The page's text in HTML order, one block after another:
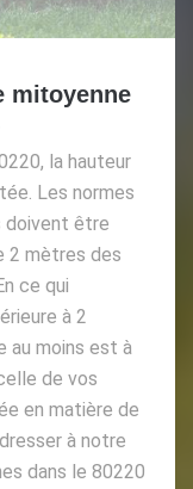
mitoyenne
la hauteur
Les normes
doivent être
2 mètres des
ce qui
à 2
au moins est à
de vos
en matière de
à notre
dans le 80220